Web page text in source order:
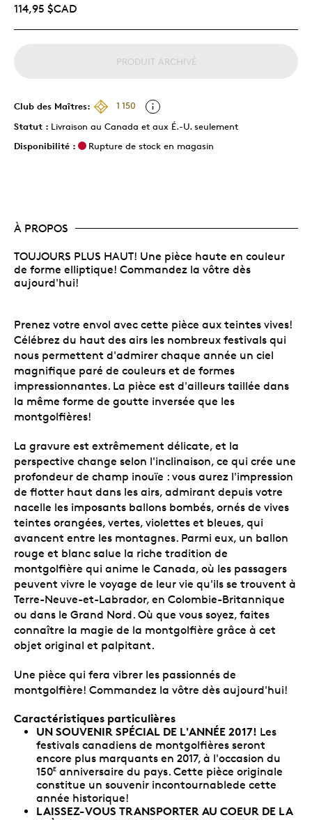
114,95 $CAD
PRODUIT ARCHIVÉ
Club des Maîtres:
1 150
Statut : Livraison au Canada et aux É.-U. seulement
Disponibilité :
Rupture de stock en magasin
À PROPOS
TOUJOURS PLUS HAUT! Une pièce haute en couleur
de forme elliptique! Commandez la vôtre dès
aujourd'hui!
Prenez votre envol avec cette pièce aux teintes vives!
Célébrez du haut des airs les nombreux festivals qui
nous permettent d'admirer chaque année un ciel
magnifique paré de couleurs et de formes
impressionnantes. La pièce est d'ailleurs taillée dans
la même forme de goutte inversée que les
montgolfières!
La gravure est extrêmement délicate, et la
perspective change selon l'inclinaison, ce qui crée une
profondeur de champ inouïe : vous aurez l'impression
de flotter haut dans les airs, admirant depuis votre
nacelle les imposants ballons bombés, ornés de vives
teintes orangées, vertes, violettes et bleues, qui
avancent entre les montagnes. Parmi eux, un ballon
rouge et blanc salue la riche tradition de
montgolfière qui anime le Canada, où les passagers
peuvent vivre le voyage de leur vie qu'ils se trouvent à
Terre-Neuve-et-Labrador, en Colombie-Britannique
ou dans le Grand Nord. Où que vous soyez, faites
connaître la magie de la montgolfière grâce à cet
objet original et palpitant.
Une pièce qui fera vibrer les passionnés de
montgolfière! Commandez la vôtre dès aujourd'hui!
Caractéristiques particulières
UN SOUVENIR SPÉCIAL DE L'ANNÉE 2017! Les
festivals canadiens de montgolfières seront
encore plus marquants en 2017, à l'occasion du
150E anniversaire du pays. Cette pièce originale
constitue un souvenir incontournablede cette
année historique!
LAISSEZ-VOUS TRANSPORTER AU COEUR DE LA